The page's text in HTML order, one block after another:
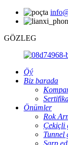
GÖZLEG
Öý
Biz barada
Önümler
Rok
Çekiçli
Tunnel
Sarp